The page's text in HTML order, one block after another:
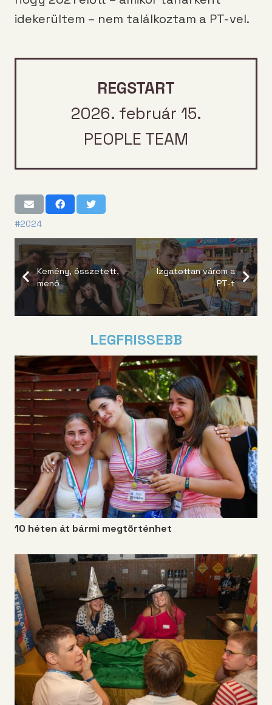
idekerültem – nem találkoztam a PT-vel.
REGSTART
2026. február 15.
PEOPLE TEAM
#2024
Kemény, összetett,
menő
Izgatottan várom a
PT-t
LEGFRISSEBB
10 héten át bármi megtörténhet